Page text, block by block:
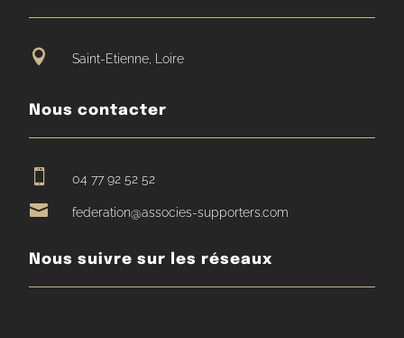
 Saint-Etienne, Loire
Nous contacter
 04 77 92 52 52
 federation@associes-supporters.com
Nous suivre sur les réseaux